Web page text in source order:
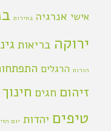
אישי אנרגיה בחירות
ירוקה בריאות
הורות הרגלים
זיהום חגים חינוך
טיפים יהדות יום